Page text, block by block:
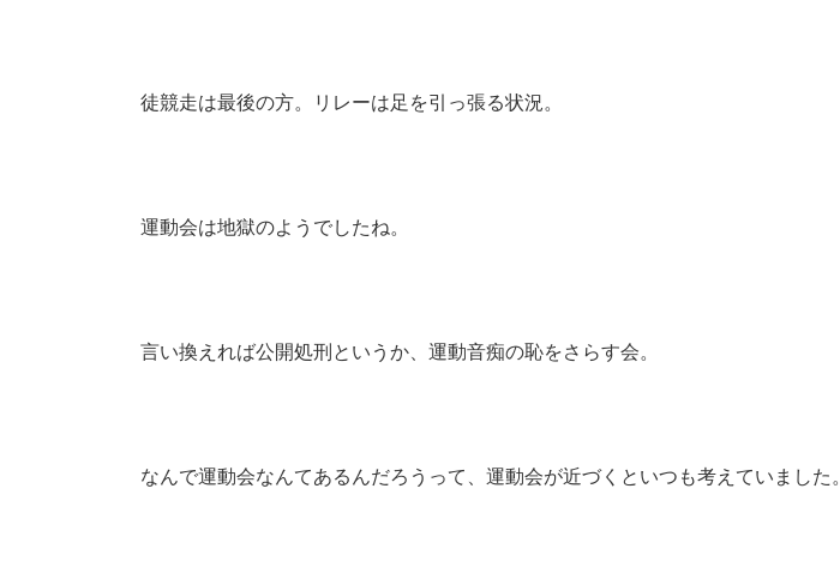
徒競走は最後の方。リレーは足を引っ張る状況。
運動会は地獄のようでしたね。
言い換えれば公開処刑というか、運動音痴の恥をさらす会。
なんで運動会なんてあるんだろうって、運動会が近づくといつも考えていました。